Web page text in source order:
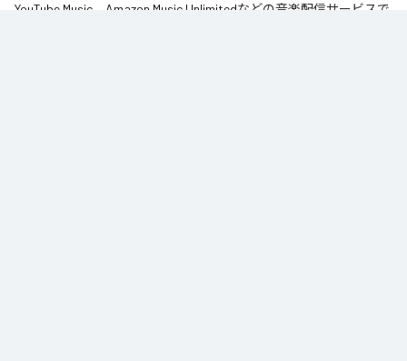
YouTube Music
Amazon Music Unlimitedなどの音楽配信サービスで